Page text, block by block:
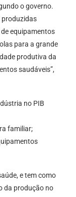
o governo.
produzidas
equipamentos
para a grande
produtiva da
saudáveis”,
no PIB
familiar;
e tem como
da produção no